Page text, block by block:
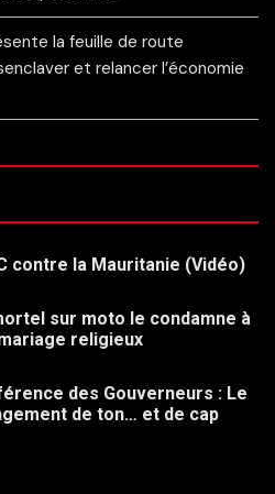
la feuille de route
et relancer l’économie
contre la Mauritanie (Vidéo)
sur moto le condamne à
religieux
des Gouverneurs : Le
de ton… et de cap